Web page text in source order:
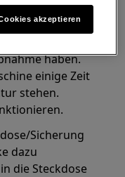
neu und war
(unter 10 °C)
haben.
einige Zeit
stehen.
Sicherung
dazu
die Steckdose
akzeptieren